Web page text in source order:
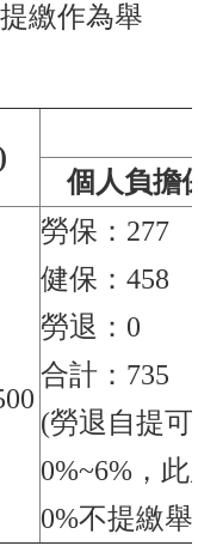
繳作為舉
個人負擔
勞保：277
健保：458
勞退：0
合計：735
(勞退自提
0%~6%，
0%不提繳